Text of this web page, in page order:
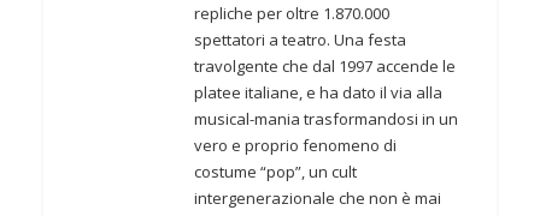
repliche per oltre 1.870.000
spettatori a teatro. Una festa
travolgente che dal 1997 accende le
platee italiane, e ha dato il via alla
musical-mania trasformandosi in un
vero e proprio fenomeno di
costume “pop”, un cult
intergenerazionale che non è mai